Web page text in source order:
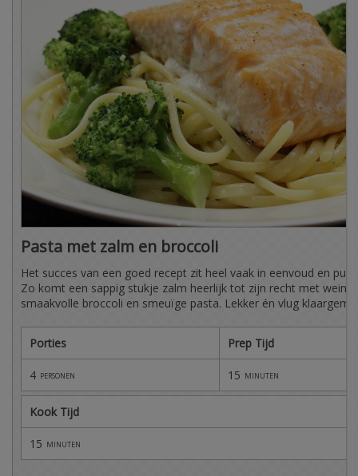
Pasta met zalm en broccoli
Het succes van een goed recept zit heel vaak in eenvoud en
Zo komt een sappig stukje zalm heerlijk tot zijn recht met
smaakvolle broccoli en smeuïge pasta. Lekker én vlug
Porties Prep Tijd
4 personen 15 minuten
Kook Tijd
15 minuten